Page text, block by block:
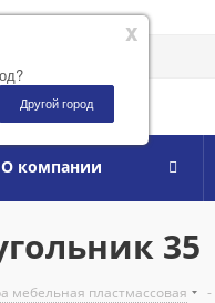
О компании
x
Другой город
35
мебельная пластмассовая -